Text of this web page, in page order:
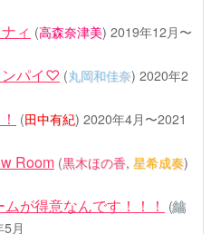
ィ (高森奈津美) 2019年12月〜
ンパイ♡ (丸岡和佳奈) 2020年2
(田中有紀) 2020年4月〜2021
Room (黒木ほの香, 星希成奏)
が得意なんです！！！ (結
月